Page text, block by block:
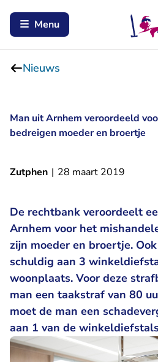
Menu
Nieuws
Man uit Arnhem veroordeeld
bedreigen moeder en broertje
Zutphen | 28 maart 2019
De rechtbank veroordeelt
Arnhem voor het
zijn moeder en broertje.
schuldig aan 3
woonplaats. Voor deze
man een taakstraf van 80
moet de man een
aan 1 van de